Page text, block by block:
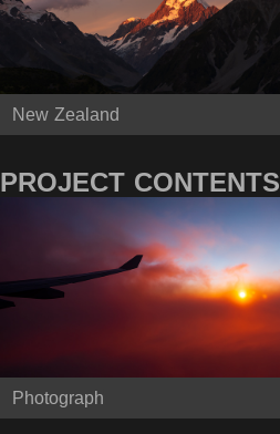
New Zealand
PROJECT CONTENTS
Photograph